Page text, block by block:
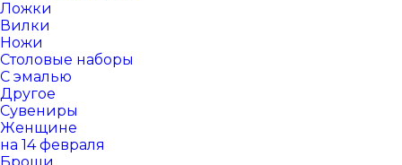
Ложки
Вилки
Ножи
Столовые наборы
С эмалью
Другое
Сувениры
Женщине
на 14 февраля